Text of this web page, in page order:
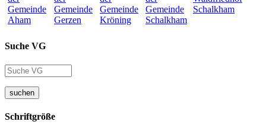
Suche VG
suchen
Schriftgröße